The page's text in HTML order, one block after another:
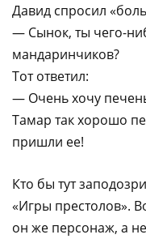
Давид спросил
— Сынок, ты чего-
мандаринчиков?
Тот ответил:
— Очень хочу
Тамар так хорошо
пришли ее!
Кто бы тут
«Игры престолов».
он же персонаж, а